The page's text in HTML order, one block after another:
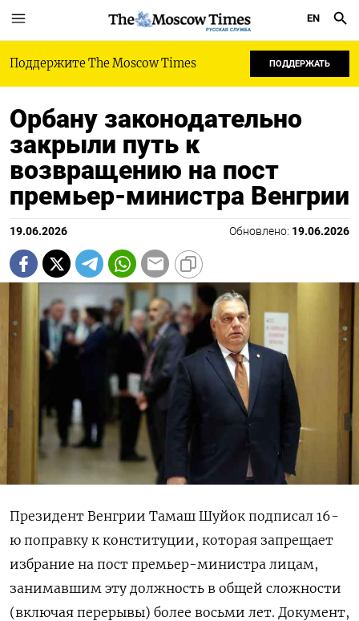
РУССКАЯ СЛУЖБА
EN
Поддержите The Moscow Times ПОДДЕРЖАТЬ
Орбану законодательно
закрыли путь к
возвращению на пост
премьер-министра Венгрии
19.06.2026 Обновлено: 19.06.2026
Президент Венгрии Тамаш Шуйок подписал 16-
ю поправку к конституции, которая запрещает
избрание на пост премьер-министра лицам,
занимавшим эту должность в общей сложности
(включая перерывы) более восьми лет. Документ,